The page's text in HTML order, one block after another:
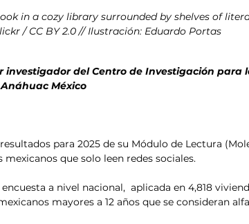
in a cozy library surrounded by shelves of
/ CC BY 2.0 // Ilustración: Eduardo Portas
investigador del Centro de Investigación para
México
para 2025 de su Módulo de Lectura
que solo leen redes sociales.
a nivel nacional,  aplicada en 4,818
mayores a 12 años que se consideran